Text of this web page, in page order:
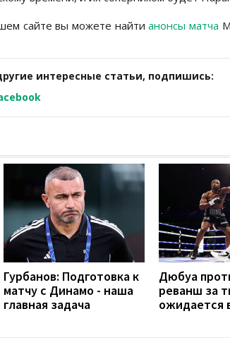
сайте вы можете найтианонсы матча
интересные статьи, подпишись:
Гурбанов: Подготовка к
матчу с Динамо - наша
главная задача
Дюбуа
реванш за
ожидается